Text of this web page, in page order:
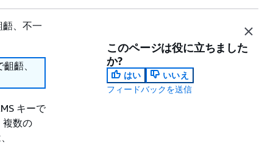
、不一
齬、
キーで
複数の
このページは役に立ちました
か?
はい
いいえ
フィードバックを送信